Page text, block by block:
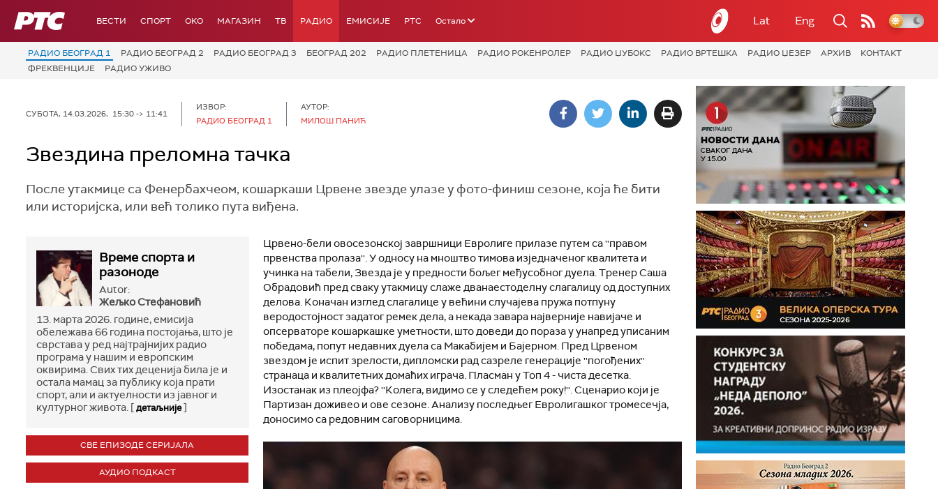
РТС ВЕСТИ СПОРТ OKO МАГАЗИН ТВ РАДИО ЕМИСИЈЕ РТС Остало Lat Eng
РАДИО БЕОГРАД 1 РАДИО БЕОГРАД 2 РАДИО БЕОГРАД 3 БЕОГРАД 202 РАДИО ПЛЕТЕНИЦА РАДИО РОКЕНРОЛЕР РАДИО ЏУБОКС РАДИО ВРТЕШКА РАДИО ЏЕЗЕР АРХИВ
КОНТАКТ
ФРЕКВЕНЦИЈЕ
РАДИО УЖИВО
СУБОТА, 14.03.2026, 15:30 -> 11:41
ИЗВОР:
РАДИО БЕОГРАД 1
АУТОР:
МИЛОШ ПАНИЋ
Звездина преломна тачка
После утакмице са Фенербахчеом, кошаркаши Црвене звезде улазе у фото-финиш сезоне, која ће бити
или историјска, или већ толико пута виђена.
Време спорта и
разоноде
Autor:
Жељко Стефановић
13. марта 2026. године, емисија
обележава 66 година постојања, што је
сврстава у ред најтрајнијих радио
програма у нашим и европским
оквирима. Свих тих деценија била је и
остала мамац за публику која прати
спорт, али и актуелности из јавног и
културног живота. [детаљније]
СВЕ ЕПИЗОДЕ СЕРИЈАЛА
АУДИО ПОДКАСТ
Црвено-бели овосезонској завршници Евролиге прилазе путем са ''правом
првенства пролаза''. У односу на мноштво тимова изједначеног квалитета и
учинка на табели, Звезда је у предности бољег међусобног дуела. Тренер Саша
Обрадовић пред сваку утакмицу слаже дванаестоделну слагалицу од доступних
делова. Коначан изглед слагалице у већини случајева пружа потпуну
веродостојност задатог ремек дела, а некада завара најверније навијаче и
опсерваторе кошаркашке уметности, што доведи до пораза у унапред уписаним
победама, попут недавних дуела са Макабијем и Бајерном. Пред Црвеном
звездом је испит зрелости, дипломски рад сазреле генерације ''погођених''
странаца и квалитетних домаћих играча. Пласман у Топ 4 - чиста десетка.
Изостанак из плеојфа? ''Колега, видимо се у следећем року!''. Сценарио који је
Партизан доживео и ове сезоне. Анализу последњег Евролигашког тромесечја,
доносимо са редовним саговорницима.